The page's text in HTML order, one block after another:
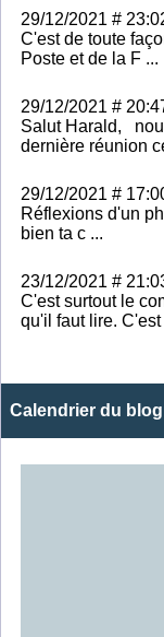
29/12/2021 #
C'est de toute
Poste et de la F ...
29/12/2021 #
Salut Harald,
dernière réunion
29/12/2021 #
Réflexions d'un
bien ta c ...
23/12/2021 #
C'est surtout le
qu'il faut lire. C'est
Calendrier du blog